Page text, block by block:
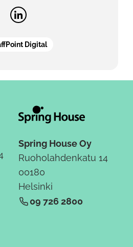
Digital
Spring House Oy
Ruoholahdenkatu 14
00180
Helsinki
09 726 2800